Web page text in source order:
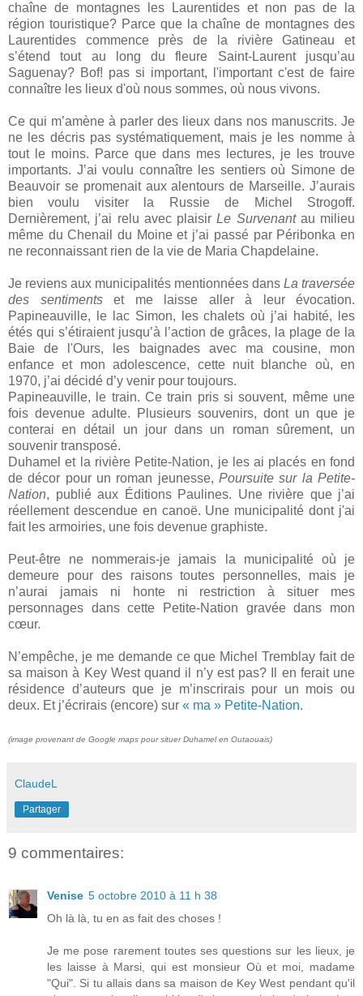
chaîne de montagnes les Laurentides et non pas de la
région touristique? Parce que la chaîne de montagnes des
Laurentides commence près de la rivière Gatineau et
s’étend tout au long du fleure Saint-Laurent jusqu’au
Saguenay? Bof! pas si important, l'important c'est de faire
connaître les lieux d'où nous sommes, où nous vivons.
Ce qui m’amène à parler des lieux dans nos manuscrits. Je
ne les décris pas systématiquement, mais je les nomme à
tout le moins. Parce que dans mes lectures, je les trouve
importants. J’ai voulu connaître les sentiers où Simone de
Beauvoir se promenait aux alentours de Marseille. J’aurais
bien voulu visiter la Russie de Michel Strogoff.
Dernièrement, j’ai relu avec plaisirLe Survenantau milieu
même du Chenail du Moine et j’ai passé par Péribonka en
ne reconnaissant rien de la vie de Maria Chapdelaine.
Je reviens aux municipalités mentionnées dans La traversée
des sentimentset me laisse aller à leur évocation.
Papineauville, le lac Simon, les chalets où j’ai habité, les
étés qui s’étiraient jusqu’à l’action de grâces, la plage de la
Baie de l'Ours, les baignades avec ma cousine, mon
enfance et mon adolescence, cette nuit blanche où, en
1970, j’ai décidé d’y venir pour toujours.
Papineauville, le train. Ce train pris si souvent, même une
fois devenue adulte. Plusieurs souvenirs, dont un que je
conterai en détail un jour dans un roman sûrement, un
souvenir transposé.
Duhamel et la rivière Petite-Nation, je les ai placés en fond
de décor pour un roman jeunesse, Poursuite sur la Petite-
Nation, publié aux Éditions Paulines. Une rivière que j’ai
réellement descendue en canoë. Une municipalité dont j'ai
fait les armoiries, une fois devenue graphiste.
Peut-être ne nommerais-je jamais la municipalité où je
demeure pour des raisons toutes personnelles, mais je
n’aurai jamais ni honte ni restriction à situer mes
personnages dans cette Petite-Nation gravée dans mon
cœur.
N’empêche, je me demande ce que Michel Tremblay fait de
sa maison à Key West quand il n’y est pas? Il en ferait une
résidence d’auteurs que je m’inscrirais pour un mois ou
deux. Et j’écrirais (encore) sur « ma » Petite-Nation.
(image provenant de Google maps pour situer Duhamel en Outaouais)
ClaudeL
Partager
9 commentaires:
Venise 5 octobre 2010 à 11 h 38
Oh là là, tu en as fait des choses !
Je me pose rarement toutes ses questions sur les lieux, je
les laisse à Marsi, qui est monsieur Où et moi, madame
"Qui". Si tu allais dans sa maison de Key West pendant qu'il